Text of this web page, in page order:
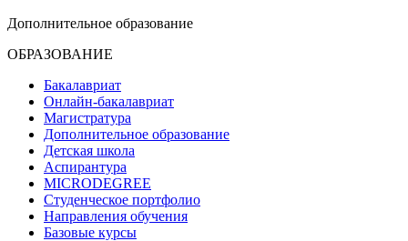
Дополнительное образование
ОБРАЗОВАНИЕ
Бакалавриат
Онлайн-бакалавриат
Магистратура
Дополнительное образование
Детская школа
Аспирантура
MICRODEGREE
Студенческое портфолио
Направления обучения
Базовые курсы